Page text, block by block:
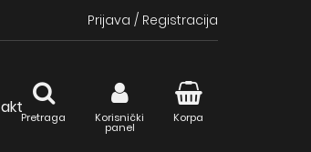
Prijava / Registracija
Pretraga Korisnički
panel
Korpa